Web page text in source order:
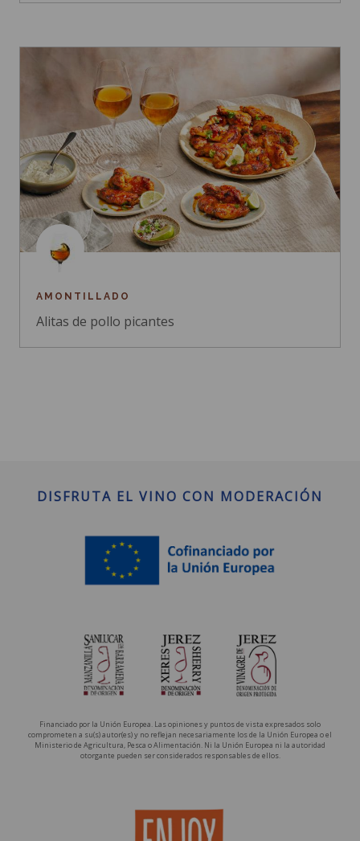
AMONTILLADO
Alitas de pollo picantes
DISFRUTA EL VINO CON MODERACIÓN
Financiado por la Unión Europea. Las opiniones y puntos de vista expresados solo
comprometen a su(s) autor(es) y no reflejan necesariamente los de la Unión Europea o el
Ministerio de Agricultura, Pesca o Alimentación. Ni la Unión Europea ni la autoridad
otorgante pueden ser considerados responsables de ellos.